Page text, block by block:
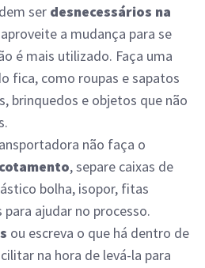
ser desnecessários na
a mudança para se
é mais utilizado. Faça uma
fica, como roupas e sapatos
brinquedos e objetos que não
não faça o
, separe caixas de
bolha, isopor, fitas
para ajudar no processo.
ou escreva o que há dentro de
na hora de levá-la para